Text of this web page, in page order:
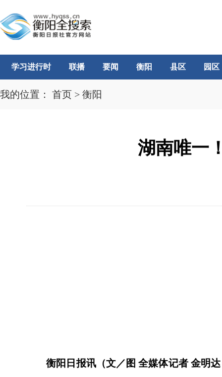
学习进行时 联播 要闻 衡阳 县区 园区
我的位置： 首页 > 衡阳
湖南唯一
衡阳日报讯（文／图 全媒体记者 金明